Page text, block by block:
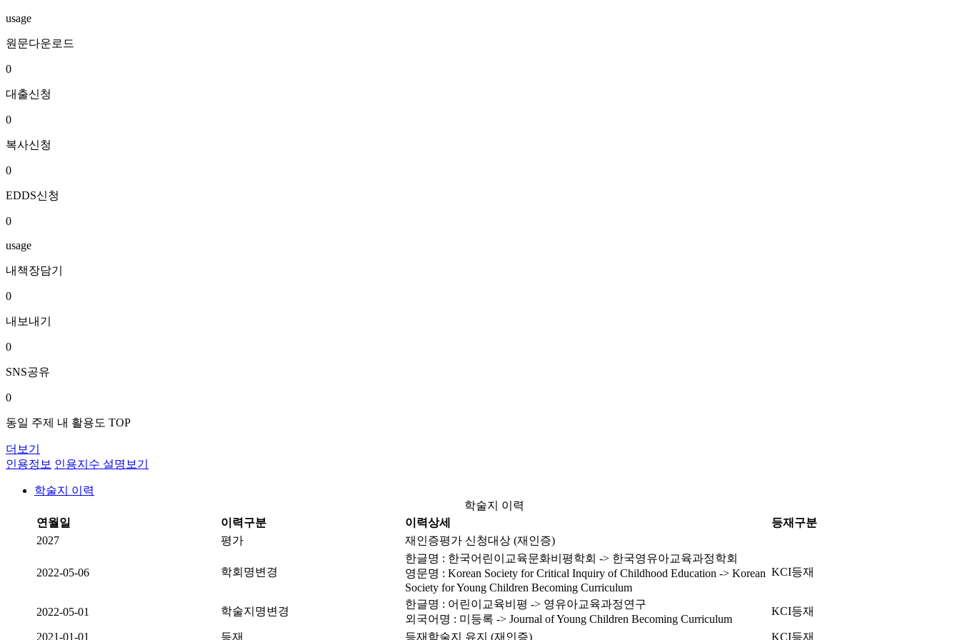
usage
원문다운로드
0
대출신청
0
복사신청
0
EDDS신청
0
usage
내책장담기
0
내보내기
0
SNS공유
0
동일 주제 내 활용도 TOP
더보기
인용정보 인용지수 설명보기
학술지 이력
학술지 이력
연월일
이력구분 이력상세
등재구분
2027
평가 재인증평가 신청대상 (재인증)
2022-05-06 학회명변경
한글명 : 한국어린이교육문화비평학회 -> 한국영유아교육과정학회
영문명 : Korean Society for Critical Inquiry of Childhood Education -> Korean
Society for Young Children Becoming Curriculum
KCI등재
2022-05-01 학술지명변경
한글명 : 어린이교육비평 -> 영유아교육과정연구
외국어명 : 미등록 -> Journal of Young Children Becoming Curriculum
KCI등재
2021-01-01 등재 등재학술지 유지 (재인증) KCI등재